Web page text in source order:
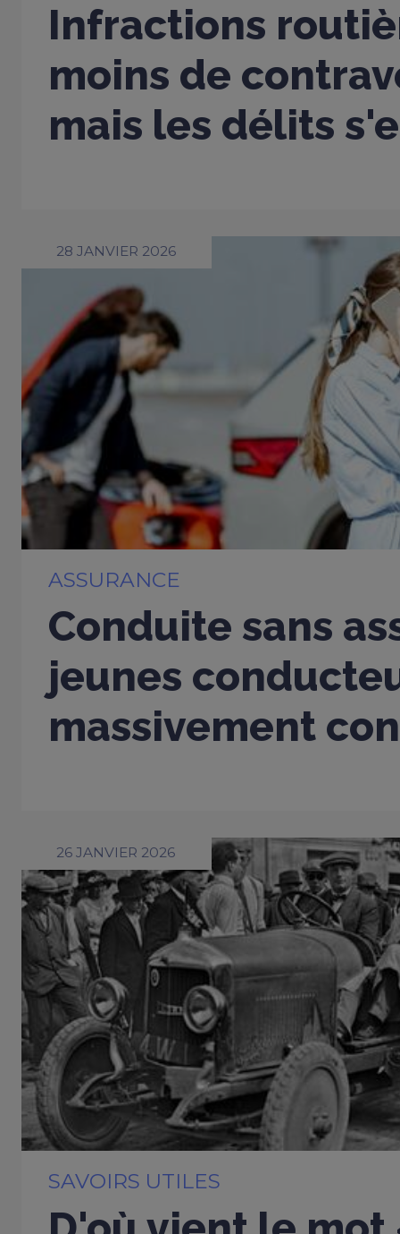
Infractions
moins de
mais les délits
28 JANVIER 2026
ASSURANCE
Conduite sans
jeunes
massivement
26 JANVIER 2026
SAVOIRS UTILES